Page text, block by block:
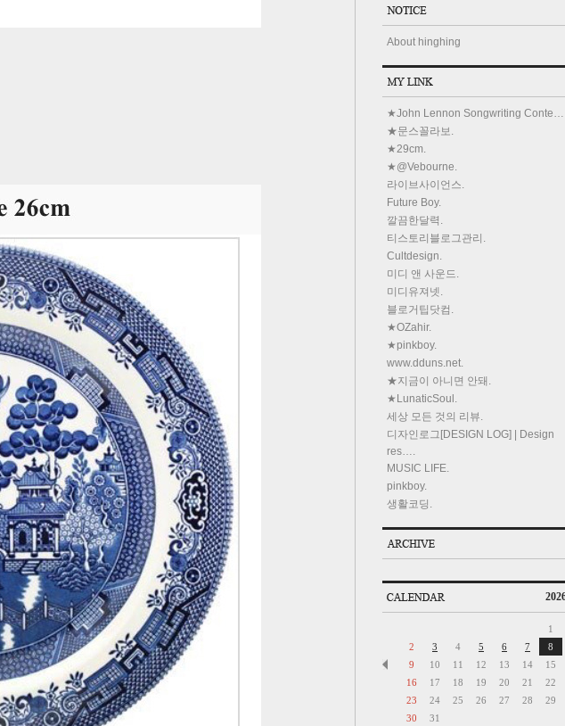
About hinghing
★John Lennon Songwriting
★문스꼴라보.
★29cm.
★@Vebourne.
라이브사이언스.
Future Boy.
깔끔한달력.
티스토리블로그관리.
Cultdesign.
미디 앤 사운드.
미디유져넷.
블로거팁닷컴.
★OZahir.
★pinkboy.
www.dduns.net.
★지금이 아니면 안돼.
★LunaticSoul.
세상 모든 것의 리뷰.
디자인로그[DESIGN LOG] | Design
res….
MUSIC LIFE.
pinkboy.
생활코딩.
1
2
3 4 5 6 7
8
9
10 11 12 13 14
15
16
17 18 19 20 21
22
23
24 25 26 27 28
29
30
31